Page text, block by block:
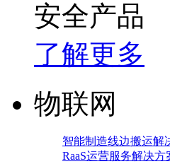
安全产品
了解更多
物联网
智能制造线边搬运解
RaaS运营服务解决方